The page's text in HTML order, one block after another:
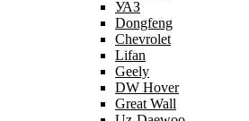
УАЗ
Dongfeng
Chevrolet
Lifan
Geely
DW Hover
Great Wall